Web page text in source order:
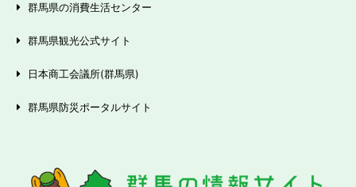
群馬県の消費生活センター
群馬県観光公式サイト
日本商工会議所(群馬県)
群馬県防災ポータルサイト